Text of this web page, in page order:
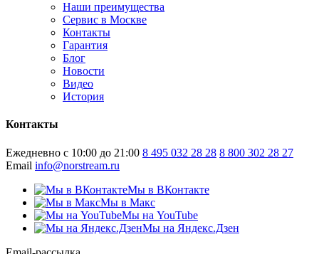
Наши преимущества
Сервис в Москве
Контакты
Гарантия
Блог
Новости
Видео
История
Контакты
Ежедневно с 10:00 до 21:00 8 495 032 28 28 8 800 302 28 27
Email info@norstream.ru
Мы в ВКонтакте
Мы в Макс
Мы на YouTube
Мы на Яндекс.Дзен